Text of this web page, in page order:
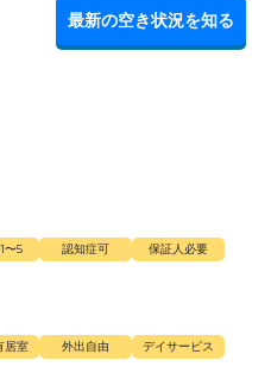
最新の空き状況を知る
〜5 認知症可
保証人必要
居室 外出自由 デイサービス